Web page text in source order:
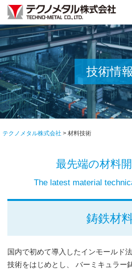
Skip
content
技術情報
テクノメタル株式会社 > 材料技術
最先端の材料
The latest material
鋳鉄材
国内で初めて導入したインモールド
技術をはじめとし、 バーミキュラー